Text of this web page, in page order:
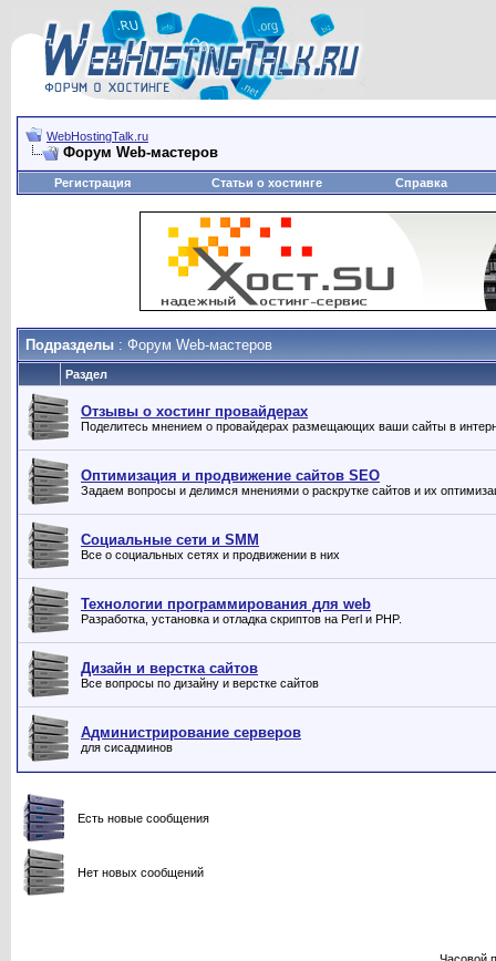
WebHostingTalk.ru
Форум Web-мастеров
Регистрация Статьи о хостинге Справка
Подразделы : Форум Web-мастеров
Раздел
Отзывы о хостинг провайдерах
Поделитесь мнением о провайдерах размещающих ваши сайты в
Оптимизация и продвижение сайтов SEO
Задаем вопросы и делимся мнениями о раскрутке сайтов и их
Социальные сети и SMM
Все о социальных сетях и продвижении в них
Технологии программирования для web
Разработка, установка и отладка скриптов на Perl и PHP.
Дизайн и верстка сайтов
Все вопросы по дизайну и верстке сайтов
Администрирование серверов
для сисадминов
Есть новые сообщения
Нет новых сообщений